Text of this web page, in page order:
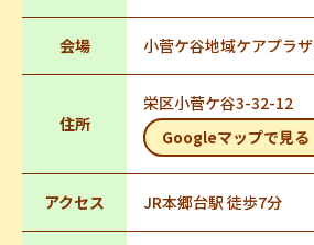
会場 小菅ケ谷地域ケアプラ
住所
栄区小菅ケ谷3-32-12
Googleマップで見る
アクセス JR本郷台駅 徒歩7分